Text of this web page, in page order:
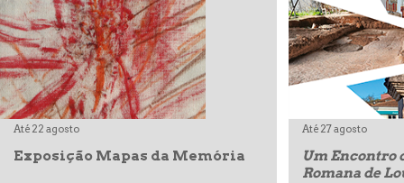
Até 22 agosto
Exposição Mapas da Memória
Até 27 agosto
Um Encontro
Romana de